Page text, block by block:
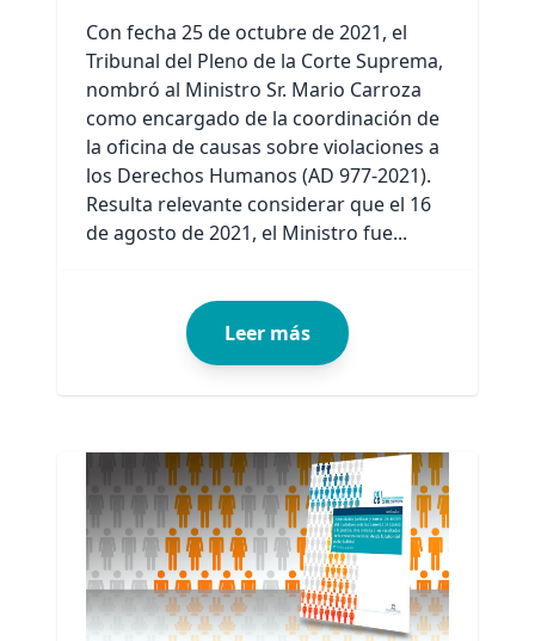
Con fecha 25 de octubre de 2021, el
Tribunal del Pleno de la Corte Suprema,
nombró al Ministro Sr. Mario Carroza
como encargado de la coordinación de
la oficina de causas sobre violaciones a
los Derechos Humanos (AD 977-2021).
Resulta relevante considerar que el 16
de agosto de 2021, el Ministro fue...
Leer más